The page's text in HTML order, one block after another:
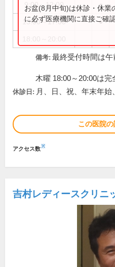
9:00～12:00 ●
13:00～17:00 ●
お盆(8月中旬)は休診・休業
に必ず医療機関に直接ご確
備考: 最終受付時間は午
木曜 18:00～20:00は完
休診日: 月、日、祝、年末年始
この医院
アクセス数※
吉村レディースクリニ